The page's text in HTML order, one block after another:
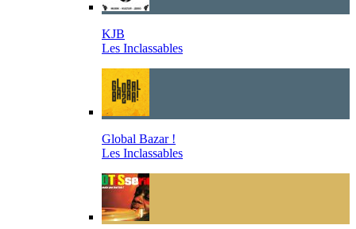
KJB
Les Inclassables
Global Bazar !
Les Inclassables